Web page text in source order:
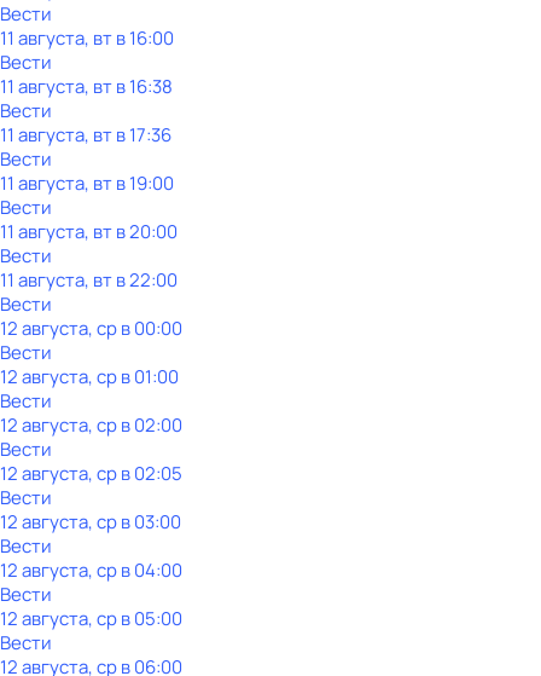
Вести
11 августа, вт в 16:00
Вести
11 августа, вт в 16:38
Вести
11 августа, вт в 17:36
Вести
11 августа, вт в 19:00
Вести
11 августа, вт в 20:00
Вести
11 августа, вт в 22:00
Вести
12 августа, ср в 00:00
Вести
12 августа, ср в 01:00
Вести
12 августа, ср в 02:00
Вести
12 августа, ср в 02:05
Вести
12 августа, ср в 03:00
Вести
12 августа, ср в 04:00
Вести
12 августа, ср в 05:00
Вести
12 августа, ср в 06:00